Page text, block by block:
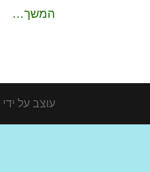
המשך…
עוצב על ידי